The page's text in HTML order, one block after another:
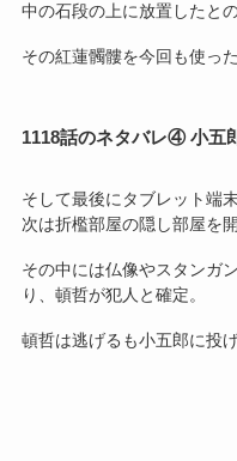
中の石段の上に放置したとの
その紅蓮髑髏を今回も使っ
1118話のネタバレ④ 小五
そして最後にタブレット端
次は折檻部屋の隠し部屋を
その中には仏像やスタンガ
り、頓哲が犯人と確定。
頓哲は逃げるも小五郎に投